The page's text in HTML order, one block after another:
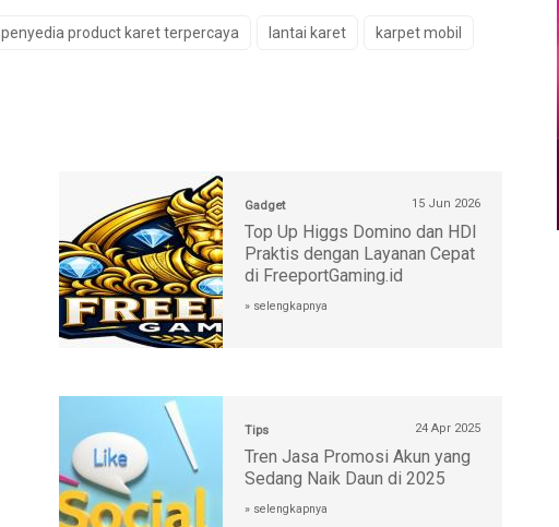
penyedia product karet terpercaya lantai karet karpet mobil
Gadget 15 Jun 2026
Top Up Higgs Domino dan HDI
Praktis dengan Layanan Cepat
di FreeportGaming.id
» selengkapnya
Tips 24 Apr 2025
Tren Jasa Promosi Akun yang
Sedang Naik Daun di 2025
» selengkapnya